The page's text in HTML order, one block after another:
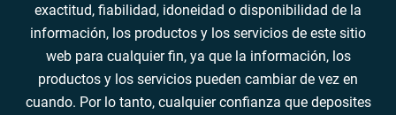
exactitud, fiabilidad, idoneidad o disponibilidad de la
información, los productos y los servicios de este sitio
web para cualquier fin, ya que la información, los
productos y los servicios pueden cambiar de vez en
cuando. Por lo tanto, cualquier confianza que deposites